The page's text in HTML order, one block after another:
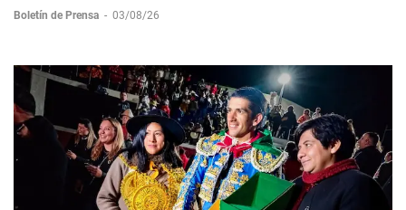
Boletín de Prensa - 03/08/26